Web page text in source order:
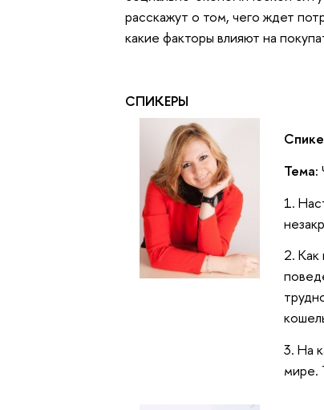
расскажут о том, чего ждет
какие факторы влияют на
СПИКЕРЫ
Тема:
1.
2. Как
3. На
мире.